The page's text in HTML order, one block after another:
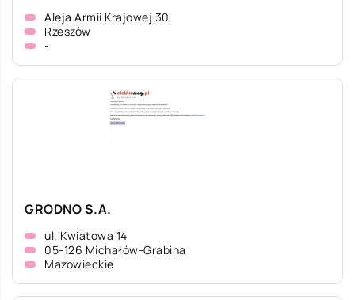
Aleja Armii Krajowej 30
Rzeszów
-
GRODNO S.A.
ul. Kwiatowa 14
05-126 Michałów-Grabina
Mazowieckie